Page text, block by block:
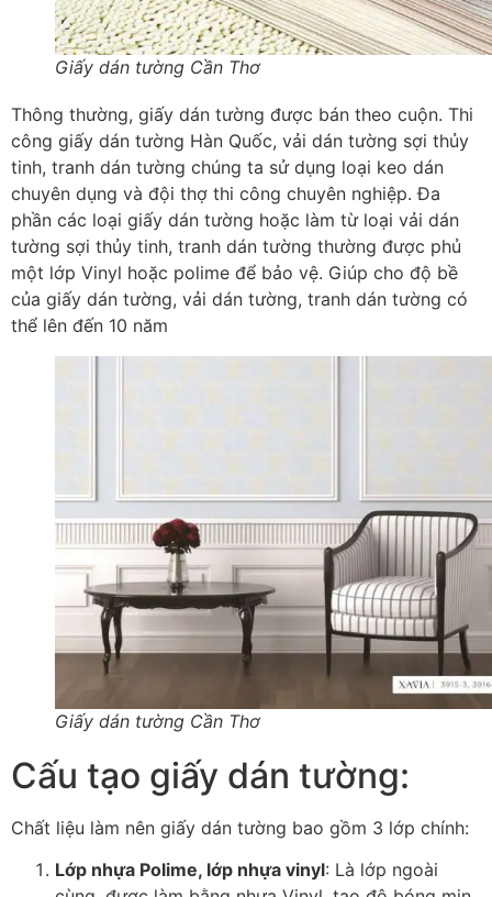
Giấy dán tường Cần Thơ
Thông thường, giấy dán tường được bán theo cuộn. Thi
công giấy dán tường Hàn Quốc, vải dán tường sợi thủy
tinh, tranh dán tường chúng ta sử dụng loại keo dán
chuyên dụng và đội thợ thi công chuyên nghiệp. Đa
phần các loại giấy dán tường hoặc làm từ loại vải dán
tường sợi thủy tinh, tranh dán tường thường được phủ
một lớp Vinyl hoặc polime để bảo vệ. Giúp cho độ bề
của giấy dán tường, vải dán tường, tranh dán tường có
thể lên đến 10 năm
Giấy dán tường Cần Thơ
Cấu tạo giấy dán tường:
Chất liệu làm nên giấy dán tường bao gồm 3 lớp chính:
Lớp nhựa Polime, lớp nhựa vinyl: Là lớp ngoài